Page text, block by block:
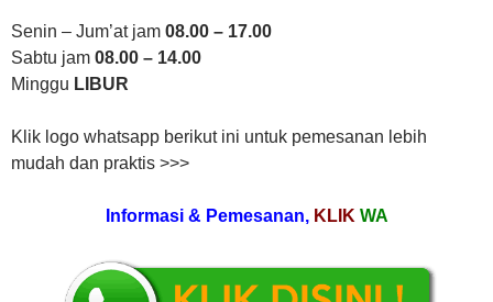
Senin – Jum’at jam 08.00 – 17.00
Sabtu jam 08.00 – 14.00
Minggu LIBUR
Klik logo whatsapp berikut ini untuk pemesanan lebih
mudah dan praktis >>>
Informasi & Pemesanan, KLIK WA